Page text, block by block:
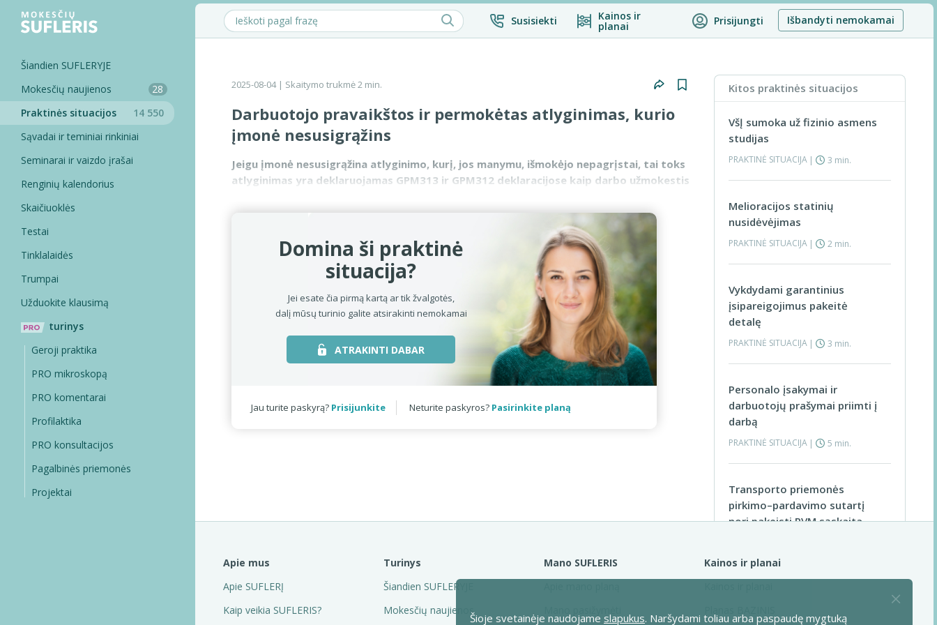
Šiandien SUFLERYJE
Mokesčių naujienos
28
Praktinės situacijos
14 550
Sąvadai ir teminiai rinkiniai
Seminarai ir vaizdo įrašai
Renginių kalendorius
Skaičiuoklės
Testai
Tinklalaidės
Trumpai
Užduokite klausimą
turinys
Geroji praktika
PRO mikroskopą
PRO komentarai
Profilaktika
PRO konsultacijos
Pagalbinės priemonės
Projektai
Susisiekti Kainos ir
planai Prisijungti Išbandyti nemokamai
2025-08-04| Skaitymo trukmė 2 min.
Darbuotojo pravaikštos ir permokėtas atlyginimas, kurio
įmonė nesusigrąžins
Jeigu įmonė nesusigrąžina atlyginimo, kurį, jos manymu, išmokėjo nepagrįstai, tai toks
atlyginimas yra deklaruojamas GPM313 ir GPM312 deklaracijose kaip darbo užmokestis
Domina ši praktinė
situacija?
Jei esate čia pirmą kartą ar tik žvalgotės,
dalį mūsų turinio galite atsirakinti nemokamai
ATRAKINTI DABAR
Jau turite paskyrą? Prisijunkite Neturite paskyros? Pasirinkite planą
Kitos praktinės situacijos
VšĮ sumoka už fizinio asmens
studijas
PRAKTINĖ SITUACIJA | 3 min.
Melioracijos statinių
nusidėvėjimas
PRAKTINĖ SITUACIJA | 2 min.
Vykdydami garantinius
įsipareigojimus pakeitė
detalę
PRAKTINĖ SITUACIJA | 3 min.
Personalo įsakymai ir
darbuotojų prašymai priimti į
darbą
PRAKTINĖ SITUACIJA | 5 min.
Transporto priemonės
pirkimo–pardavimo sutartį
nori pakeisti PVM sąskaita
PRAKTINĖ SITUACIJA
sutartys su savo MB
Visos praktinės situacijos >
Apie mus
Apie SUFLERĮ
Kaip veikia SUFLERIS?
Turinys
Šiandien SUFLERYJE
Mokesčių naujienos
Mano SUFLERIS
Kainos ir planai
Šioje svetainėje naudojame slapukus. Naršydami toliau arba paspaudę mygtuką